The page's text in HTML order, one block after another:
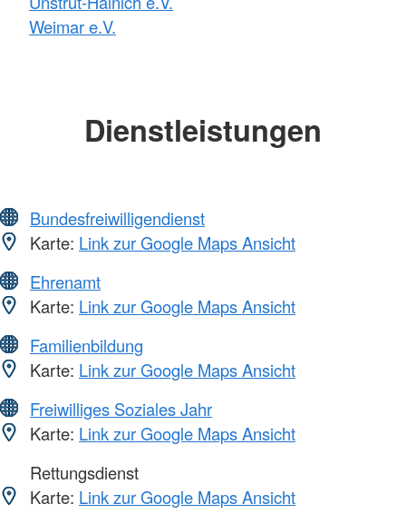
Weimar e.V.
Dienstleistungen
Bundesfreiwilligendienst
Karte: Link zur Google Maps Ansicht
Ehrenamt
Karte: Link zur Google Maps Ansicht
Familienbildung
Karte: Link zur Google Maps Ansicht
Freiwilliges Soziales Jahr
Karte: Link zur Google Maps Ansicht
Rettungsdienst
Karte: Link zur Google Maps Ansicht